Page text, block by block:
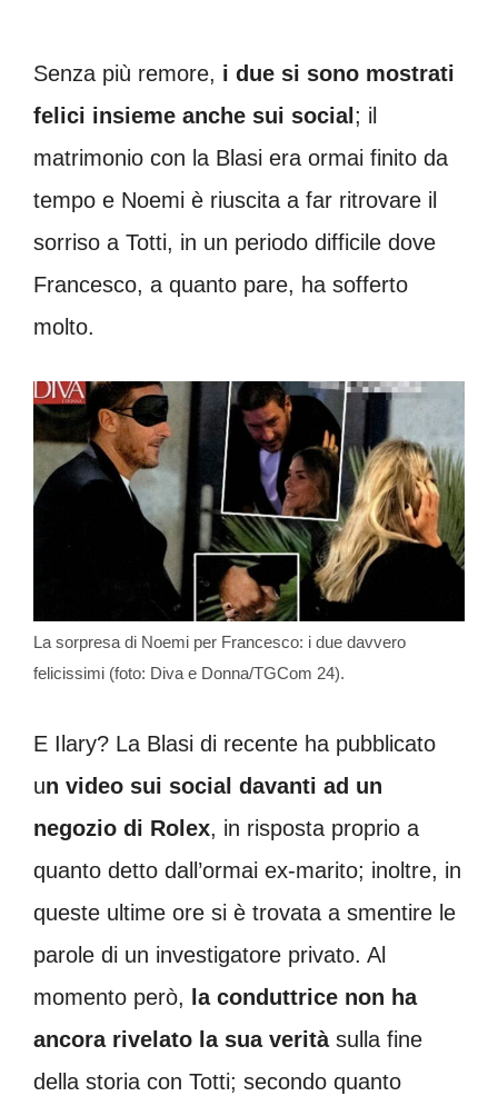
Senza più remore, i due si sono mostrati
felici insieme anche sui social ; il
matrimonio con la Blasi era ormai finito da
tempo e Noemi è riuscita a far ritrovare il
sorriso a Totti, in un periodo difficile dove
Francesco, a quanto pare, ha sofferto
molto.
La sorpresa di Noemi per Francesco: i due davvero
felicissimi (foto: Diva e Donna/TGCom 24).
E Ilary? La Blasi di recente ha pubblicato
un video sui social davanti ad un
negozio di Rolex, in risposta proprio a
quanto detto dall’ormai ex-marito; inoltre, in
queste ultime ore si è trovata a smentire le
parole di un investigatore privato. Al
momento però, la conduttrice non ha
ancora rivelato la sua veritàsulla fine
della storia con Totti; secondo quanto